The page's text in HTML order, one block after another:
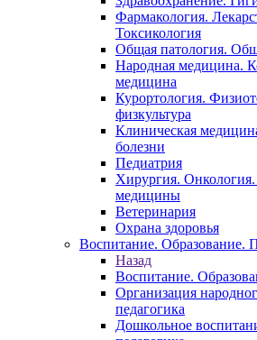
Фармакология.
Токсикология
Общая патология.
Народная медицина.
медицина
Курортология.
физкультура
Клиническая
болезни
Педиатрия
Хирургия.
медицины
Ветеринария
Охрана здоровья
Воспитание. Образование.
Назад
Воспитание.
Организация
педагогика
Дошкольное